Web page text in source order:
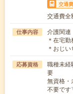
交通費
交通費全
仕事内容
介護関連
＊在宅
＊おじ
応募資格
職種未経
要
無資格
不要で